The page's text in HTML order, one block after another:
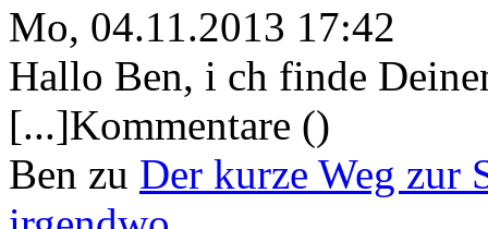
Mo, 04.11.2013 17:42
Hallo Ben, i ch finde
[...]Kommentare ()
Ben zu Der kurze Weg zur